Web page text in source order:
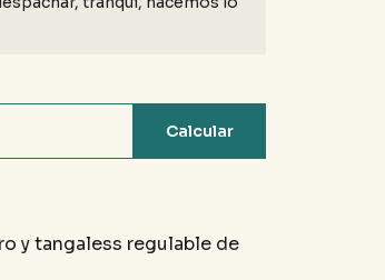
Calcular
y tangaless regulable de